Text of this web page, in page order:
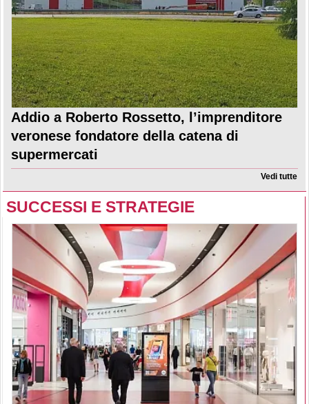
Addio a Roberto Rossetto, l’imprenditore
veronese fondatore della catena di
supermercati
Vedi tutte
SUCCESSI E STRATEGIE